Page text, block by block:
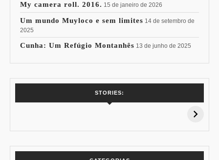
My camera roll. 2016. 15 de janeiro de 2026
Um mundo Muyloco e sem limites 14 de setembro de
2025
Cunha: Um Refúgio Montanhês 13 de junho de 2025
STORIES:
15% de
Pessoal: Os